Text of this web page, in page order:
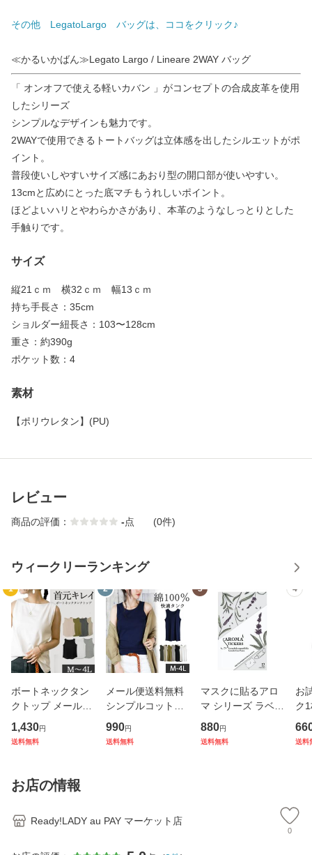
その他 LegatoLargo バッグは、ココをクリック♪
≪かるいかばん≫Legato Largo / Lineare 2WAY バッグ
「 オンオフで使える軽いカバン 」がコンセプトの合成皮革を使用
したシリーズ
シンプルなデザインも魅力です。
2WAYで使用できるトートバッグは立体感を出したシルエットがポ
イント。
普段使いしやすいサイズ感にあおり型の開口部が使いやすい。
13cmと広めにとった底マチもうれしいポイント。
ほどよいハリとやわらかさがあり、本革のようなしっとりとした
手触りです。
サイズ
縦21ｃｍ 横32ｃｍ 幅13ｃｍ
持ち手長さ：35cm
ショルダー紐長さ：103〜128cm
重さ：約390g
ポケット数：4
素材
【ポリウレタン】 (PU)
レビュー
商品の評価： -点 (0件)
ウィークリーランキング
1
ボートネックタン
クトップ メール便
送料無料 万能トッ
プス インナー コ
ック タンクトップ
袖な
1,430円
送料無料
2
メール便送料無料
シンプルコットン
タンクトップ レデ
ィース 丈長 脇
990円
送料無料
3
マスクに貼るアロ
マ シリーズ ラベン
ダー 12枚入り AR
OMASTICKERS L
880円
送料無料
4
お
ク
コ
ート
送料
お店の情報
Ready!LADY au PAY マーケット店
0